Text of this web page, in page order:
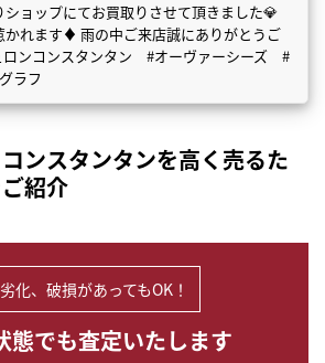
ョップにてお買取りさせて頂きました💎
かれます♦️ 雨の中ご来店誠にありがとうご
ロンコンスタンタン #オーヴァーシーズ #
ラフ
ンスタンタンを高く売るた
紹介▶
化、破損があってもOK！
態でも査定いたします